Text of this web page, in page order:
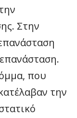
Στην
που
την